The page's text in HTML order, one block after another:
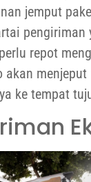
jemput
pengiriman
repot
akan menjeput
ke tempat